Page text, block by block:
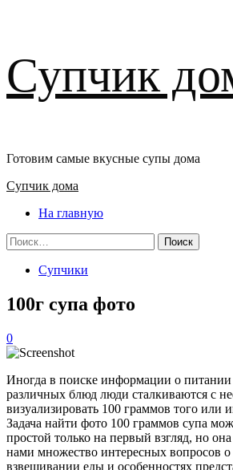
к
содержимому
Супчик
Готовим самые вкусные супы дома
Основное
Супчик дома
На главную
Найти:
Супчики
100г супа фото
0
Иногда в поиске информации о
различных блюд люди сталкиваются с
визуализировать 100 граммов того или
Задача найти фото 100 граммов супа
простой только на первый взгляд, но
нами множество интересных вопросов
взвешивании еды и особенностях